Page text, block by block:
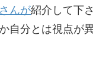
んが紹介して下
自分とは視点が